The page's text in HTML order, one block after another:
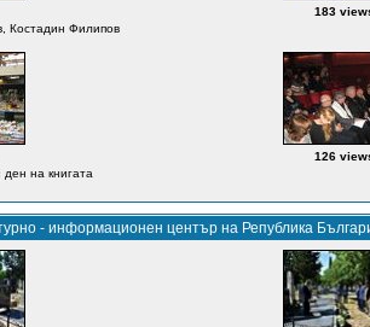
Костадин Филипов
183
на книгата
126
- информационен център на Република